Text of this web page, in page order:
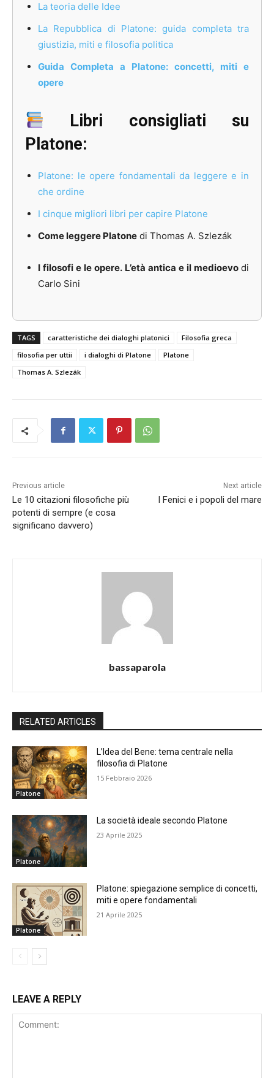
La teoria delle Idee
La Repubblica di Platone: guida completa tra
giustizia, miti e filosofia politica
Guida Completa a Platone: concetti, miti e
opere
Libri consigliati su
Platone:
Platone: le opere fondamentali da leggere e in
che ordine
I cinque migliori libri per capire Platone
Come leggere Platone di Thomas A. Szlezák
I filosofi e le opere. L’età antica e il medioevo di
Carlo Sini
TAGS caratteristiche dei dialoghi platonici
Filosofia greca
filosofia per uttii
i dialoghi di Platone
Platone
Thomas A. Szlezák
Previous article
Le 10 citazioni filosofiche più
potenti di sempre (e cosa
significano davvero)
Next article
I Fenici e i popoli del mare
bassaparola
RELATED ARTICLES
Platone
L’Idea del Bene: tema centrale nella
filosofia di Platone
15 Febbraio 2026
Platone
La società ideale secondo Platone
23 Aprile 2025
Platone
Platone: spiegazione semplice di concetti,
miti e opere fondamentali
21 Aprile 2025
LEAVE A REPLY